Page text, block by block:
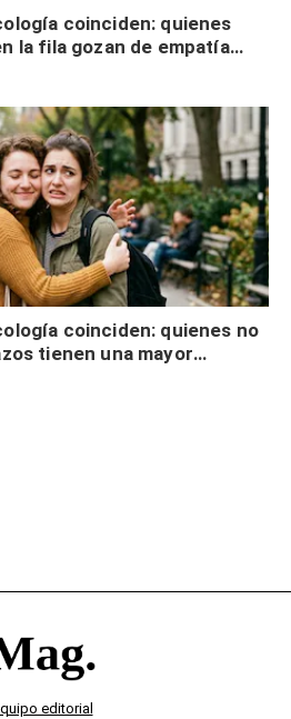
coinciden: quienes
la fila gozan de empatía
solo tienen autocontrol
coinciden: quienes no
tienen una mayor
físicos y no es por
editorial